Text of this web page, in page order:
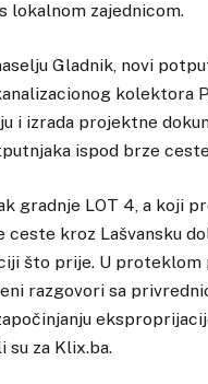
lokalnom zajednicom.
Gladnik, novi
kolektora
i izrada projektne
ispod brze
gradnje LOT 4, a koji
ceste kroz Lašvansku
što prije. U proteklom
razgovori sa
su za Klix.ba.